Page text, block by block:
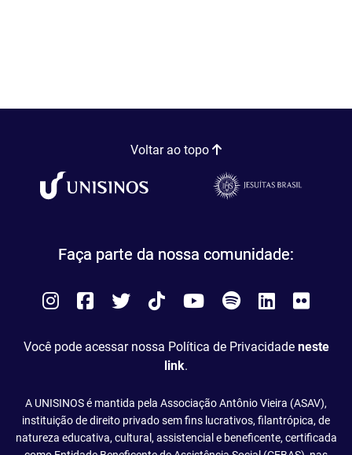
Voltar ao topo
Faça parte da nossa comunidade:
Instagram
Facebook
Twitter
TiktokYou SpotifyLinkedIn
Você pode acessar nossa Política de Privacidade neste
link.
A UNISINOS é mantida pela Associação Antônio Vieira (ASAV),
instituição de direito privado sem fins lucrativos, filantrópica, de
natureza educativa, cultural, assistencial e beneficente, certificada